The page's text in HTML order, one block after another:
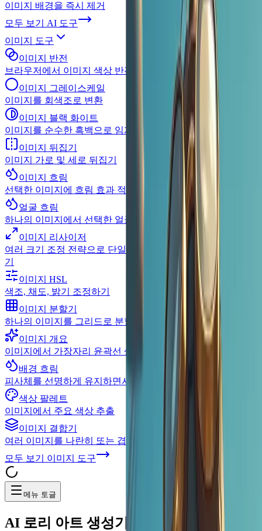
이미지 배경을 즉시 제거
모두 보기
AI 도구
이미지 도구
이미지 반전
브라우저에서 이미지 색상 반전
이미지 그레이스케일
이미지를 회색조로 변환
이미지 블랙 화이트
이미지를 순수한 흑백으로 임계값 설정
이미지 뒤집기
이미지 가로 및 세로 뒤집기
이미지 흐림
선택한 이미지에 흐림 효과 적용
얼굴 흐림
하나의 이미지에서 선택한 얼굴 감지 및 흐림 처리
이미지 리사이저
여러 크기 조정 전략으로 단일 또는 배치 이미지 크기 조정하
기
이미지 HSL
색조, 채도, 밝기 조정하기
이미지 분할기
하나의 이미지를 그리드로 분할
이미지 개요
이미지에서 가장자리 윤곽선 생성
배경 흐림
피사체를 선명하게 유지하면서 배경 흐림
색상 팔레트
이미지에서 주요 색상 추출
이미지 결합기
여러 이미지를 나란히 또는 겹쳐서 결합하기
모두 보기
이미지 도구
메뉴 토글
AI 로리 아트 생성기